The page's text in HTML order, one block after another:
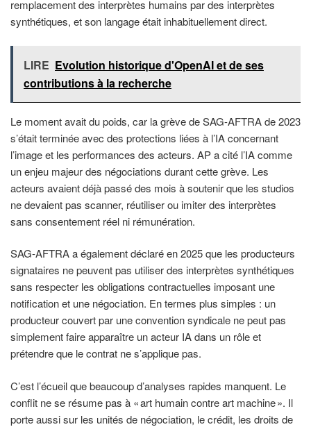
remplacement des interprètes humains par des interprètes
synthétiques, et son langage était inhabituellement direct.
LIRE Evolution historique d'OpenAI et de ses
contributions à la recherche
Le moment avait du poids, car la grève de SAG-AFTRA de 2023
s’était terminée avec des protections liées à l’IA concernant
l’image et les performances des acteurs. AP a cité l’IA comme
un enjeu majeur des négociations durant cette grève. Les
acteurs avaient déjà passé des mois à soutenir que les studios
ne devaient pas scanner, réutiliser ou imiter des interprètes
sans consentement réel ni rémunération.
SAG-AFTRA a également déclaré en 2025 que les producteurs
signataires ne peuvent pas utiliser des interprètes synthétiques
sans respecter les obligations contractuelles imposant une
notification et une négociation. En termes plus simples : un
producteur couvert par une convention syndicale ne peut pas
simplement faire apparaître un acteur IA dans un rôle et
prétendre que le contrat ne s’applique pas.
C’est l’écueil que beaucoup d’analyses rapides manquent. Le
conflit ne se résume pas à « art humain contre art machine ». Il
porte aussi sur les unités de négociation, le crédit, les droits de